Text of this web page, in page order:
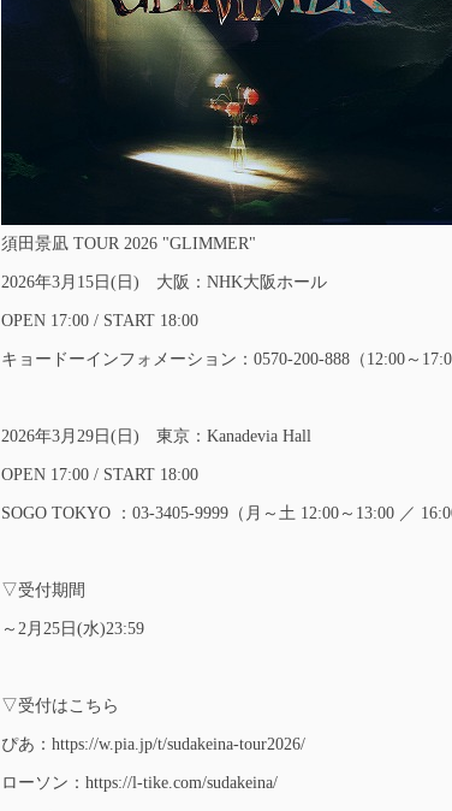
須田景凪 TOUR 2026 "GLIMMER"
2026年3月15日(日) 大阪：NHK大阪ホール
OPEN 17:00 / START 18:00
キョードーインフォメーション：0570-200-888（12:00～
2026年3月29日(日) 東京：Kanadevia Hall
OPEN 17:00 / START 18:00
SOGO TOKYO ：03-3405-9999（月～土 12:00～13:00 ／
▽受付期間
～2月25日(水)23:59
▽受付はこちら
ぴあ：https://w.pia.jp/t/sudakeina-tour2026/
ローソン：https://l-tike.com/sudakeina/